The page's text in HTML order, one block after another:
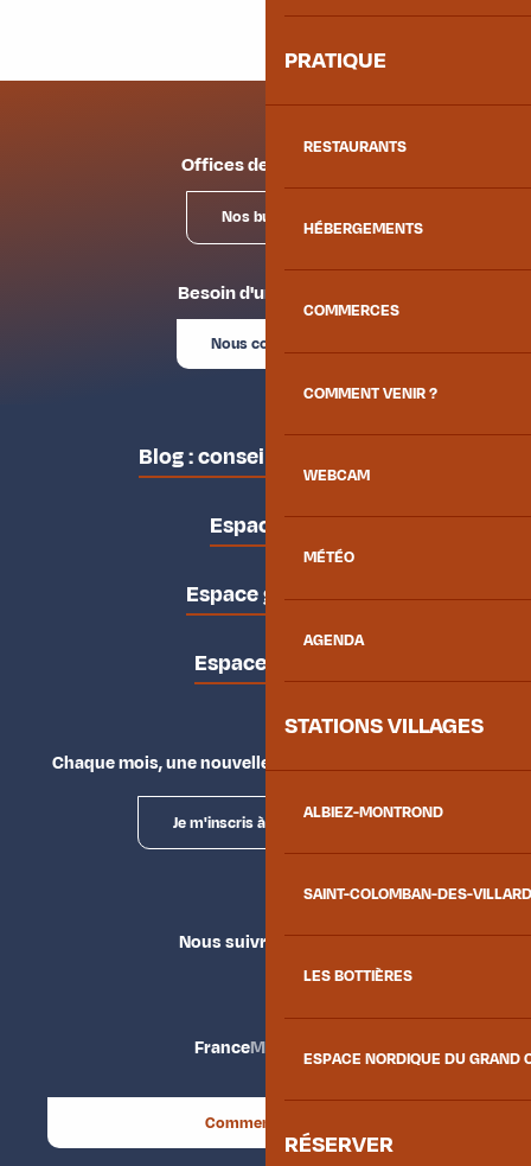
PRATIQUE
RESTAURANTS
HÉBERGEMENTS
COMMERCES
COMMENT VENIR ?
WEBCAM
MÉTÉO
AGENDA
STATIONS VILLAGES
ALBIEZ-MONTROND
SAINT-COLOMBAN-DES-
LES BOTTIÈRES
ESPACE NORDIQUE DU GRAND
RÉSERVER
Offices de tourisme
Nos bureaux
Besoin d'un conseil ?
Nous contacter
Blog : conseils des locaux
Espace pro
Espace groupes
Espace presse
Chaque mois, une nouvelle façon d'explorer la vallée.
Je m'inscris à la newsletter
Nous suivre
FranceMaurienne
Comment venir ?